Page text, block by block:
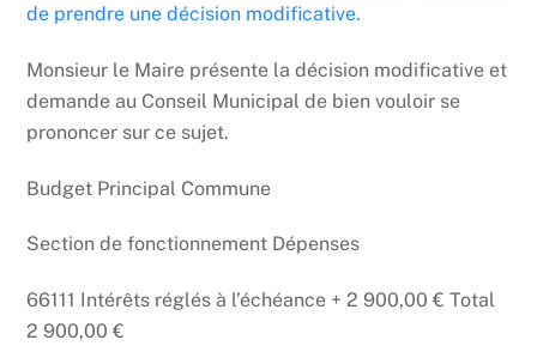
de prendre une décision modificative.
Monsieur le Maire présente la décision modificative et
demande au Conseil Municipal de bien vouloir se
prononcer sur ce sujet.
Budget Principal Commune
Section de fonctionnement Dépenses
66111 Intérêts réglés à l’échéance + 2 900,00 € Total
2 900,00 €